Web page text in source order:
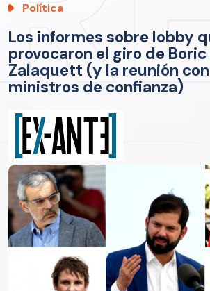
Política
Los informes sobre lobby
provocaron el giro de Boric
Zalaquett (y la reunión
ministros de confianza)